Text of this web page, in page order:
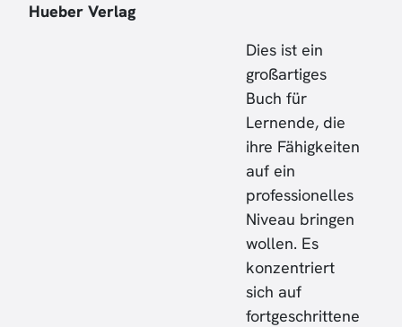
Hueber Verlag
Dies ist ein
großartiges
Buch für
Lernende, die
ihre Fähigkeiten
auf ein
professionelles
Niveau bringen
wollen. Es
konzentriert
sich auf
fortgeschrittene